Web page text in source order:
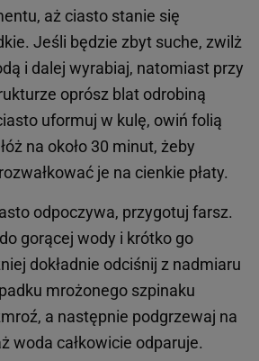
aż ciasto stanie się
Jeśli będzie zbyt suche, zwilż
i dalej wyrabiaj, natomiast przy
oprósz blat odrobiną
uformuj w kulę, owiń folią
na około 30 minut, żeby
je na cienkie płaty.
odpoczywa, przygotuj farsz.
gorącej wody i krótko go
dokładnie odciśnij z nadmiaru
mrożonego szpinaku
a następnie podgrzewaj na
woda całkowicie odparuje.